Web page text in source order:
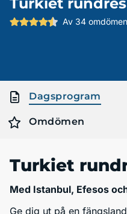
Av 34 omdömen
Dagsprogram
Omdömen
Turkiet
Med Istanbul, Efesos
Ge dig ut på en